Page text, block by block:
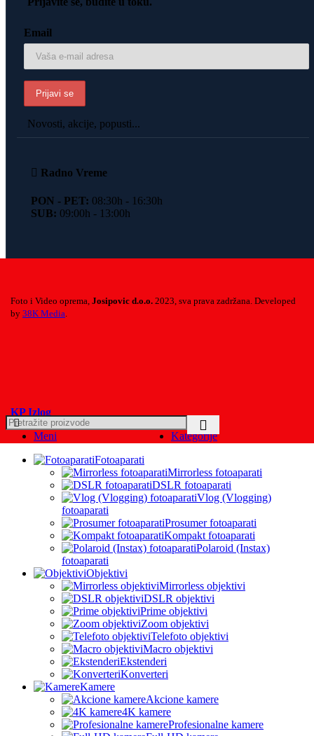
Email
Novosti, akcije, popusti...
Radno Vreme
PON - PET: 08:30h - 16:30h
SUB: 09:00h - 13:00h
Foto i Video oprema, Josipovic d.o.o. 2023, sva prava zadržana. Developed
by 38K Media
KP Izlog
Meni
Kategorije
Fotoaparati
Mirrorless fotoaparati
DSLR fotoaparati
Vlog (Vlogging)
fotoaparati
Prosumer fotoaparati
Kompakt fotoaparati
Polaroid (Instax)
fotoaparati
Objektivi
Mirrorless objektivi
DSLR objektivi
Prime objektivi
Zoom objektivi
Telefoto objektivi
Macro objektivi
Ekstenderi
Konverteri
Kamere
Akcione kamere
4K kamere
Profesionalne kamere